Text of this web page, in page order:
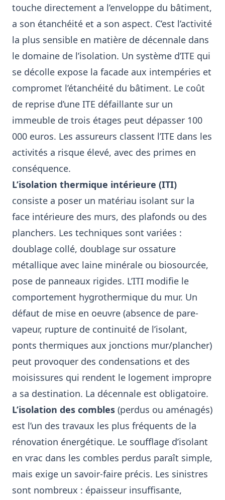
touche directement a l’enveloppe du bâtiment,
a son étanchéité et a son aspect. C’est l’activité
la plus sensible en matière de décennale dans
le domaine de l’isolation. Un système d’ITE qui
se décolle expose la facade aux intempéries et
compromet l’étanchéité du bâtiment. Le coût
de reprise d’une ITE défaillante sur un
immeuble de trois étages peut dépasser 100
000 euros. Les assureurs classent l’ITE dans les
activités a risque élevé, avec des primes en
conséquence.
L’isolation thermique intérieure (ITI)
consiste a poser un matériau isolant sur la
face intérieure des murs, des plafonds ou des
planchers. Les techniques sont variées :
doublage collé, doublage sur ossature
métallique avec laine minérale ou biosourcée,
pose de panneaux rigides. L’ITI modifie le
comportement hygrothermique du mur. Un
défaut de mise en oeuvre (absence de pare-
vapeur, rupture de continuité de l’isolant,
ponts thermiques aux jonctions mur/plancher)
peut provoquer des condensations et des
moisissures qui rendent le logement impropre
a sa destination. La décennale est obligatoire.
L’isolation des combles (perdus ou aménagés)
est l’un des travaux les plus fréquents de la
rénovation énergétique. Le soufflage d’isolant
en vrac dans les combles perdus paraît simple,
mais exige un savoir-faire précis. Les sinistres
sont nombreux : épaisseur insuffisante,